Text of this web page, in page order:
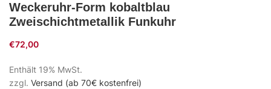
Weckeruhr-Form kobaltblau
Zweischichtmetallik Funkuhr
€72,00
Enthält 19% MwSt.
zzgl. Versand (ab 70€ kostenfrei)